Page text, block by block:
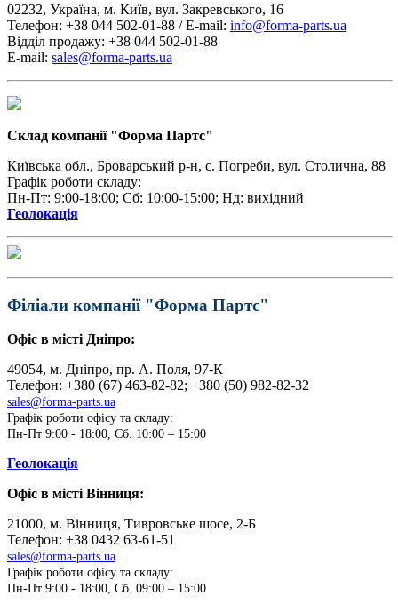
02232, Україна, м. Київ, вул. Закревського, 16
Телефон: +38 044 502-01-88 / E-mail: info@forma-parts.ua
Відділ продажу: +38 044 502-01-88
E-mail: sales@forma-parts.ua
Cклад компанії "Форма Партс"
Київська обл., Броварський р-н, с. Погреби, вул. Cтолична, 88
Графік роботи складу:
Пн-Пт: 9:00-18:00; Сб: 10:00-15:00; Нд: вихідний
Геолокація
Філіали компанії "Форма Партс"
Офіс в місті Дніпро:
49054, м. Дніпро, пр. А. Поля, 97-К
Телефон: +380 (67) 463-82-82; +380 (50) 982-82-32
sales@forma-parts.ua
Графік роботи офісу та складу:
Пн-Пт 9:00 - 18:00, Сб. 10:00 – 15:00
Геолокація
Офіс в місті Вінниця:
21000, м. Вінниця, Тивровське шосе, 2-Б
Телефон: +38 0432 63-61-51
sales@forma-parts.ua
Графік роботи офісу та складу:
Пн-Пт 9:00 - 18:00, Сб. 09:00 – 15:00